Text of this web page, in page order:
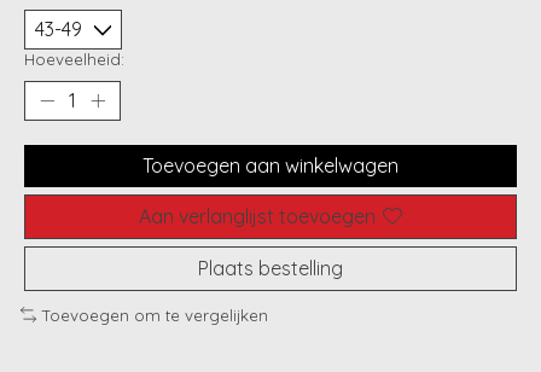
Hoeveelheid:
Toevoegen aan winkelwagen
Aan verlanglijst toevoegen
Plaats bestelling
Toevoegen om te vergelijken